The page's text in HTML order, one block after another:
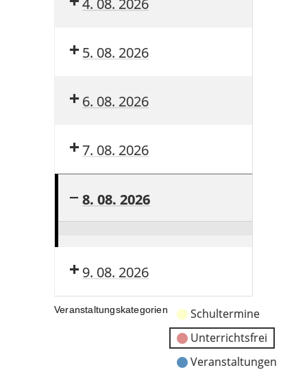
4. 08. 2026
5. 08. 2026
6. 08. 2026
7. 08. 2026
8. 08. 2026
9. 08. 2026
Veranstaltungskategorien
Schultermine
Unterrichtsfrei
Veranstaltungen